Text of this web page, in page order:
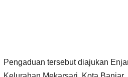
Pengaduan tersebut diajukan